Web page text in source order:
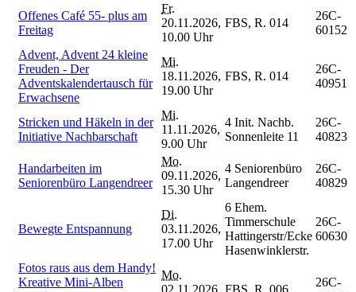
Offenes Café 55- plus am
Freitag
Fr.
20.11.2026,
10.00 Uhr
FBS, R. 014
26C-
60152
Advent, Advent 24 kleine
Freuden - Der
Adventskalendertausch für
Erwachsene
Mi.
18.11.2026,
19.00 Uhr
FBS, R. 014
26C-
40951
Stricken und Häkeln in der
Initiative Nachbarschaft
Mi.
11.11.2026,
9.00 Uhr
4 Init. Nachb.
Sonnenleite 11
26C-
40823
Handarbeiten im
Seniorenbüro Langendreer
Mo.
09.11.2026,
15.30 Uhr
4 Seniorenbüro
Langendreer
26C-
40829
Bewegte Entspannung
Di.
03.11.2026,
17.00 Uhr
6 Ehem.
Timmerschule
Hattingerstr/Ecke
Hasenwinklerstr.
26C-
60630
Fotos raus aus dem Handy!
Kreative Mini-Alben
Mo.
02.11.2026, FBS, R. 006
26C-